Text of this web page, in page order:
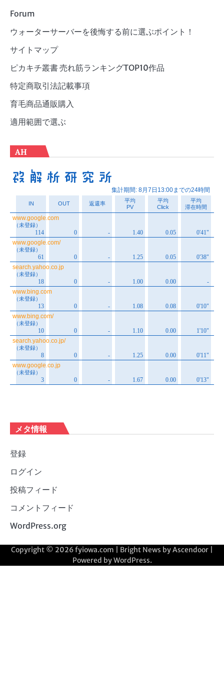
Forum
ウォーターサーバーを後悔する前に選ぶポイント！
サイトマップ
ピカキチ叢書 売れ筋ランキングTOP10作品
特定商取引法記載事項
育毛商品通販購入
適用範囲で選ぶ
AH
メタ情報
登録
ログイン
投稿フィード
コメントフィード
WordPress.org
Copyright © 2026fyiowa.com | Bright News byAscendoor
Powered byWordPress.